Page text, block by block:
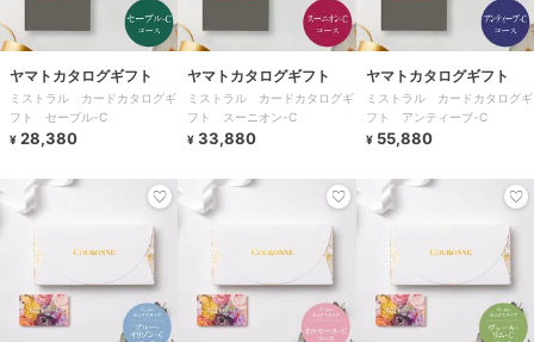
ヤマトカタログギフト
ミストラル カードカタログギ
フト セーブル-C
¥ 28,380
ヤマトカタログギフト
ミストラル カードカタログギ
フト スーニオン-C
¥ 33,880
ヤマトカタログギフト
ミストラル カードカタログギ
フト アンティーブ-C
¥ 55,880